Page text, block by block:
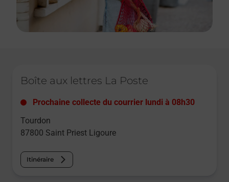
Boîte aux lettres La Poste
Prochaine collecte du courrier lundi à 08h30
Tourdon
87800 Saint Priest Ligoure
Itinéraire